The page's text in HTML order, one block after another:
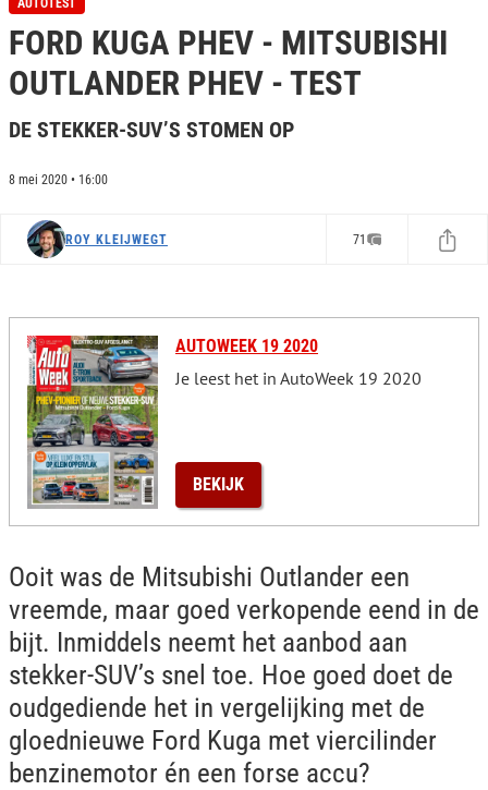
AUTOTEST
FORD KUGA PHEV - MITSUBISHI
OUTLANDER PHEV - TEST
DE STEKKER-SUV’S STOMEN OP
8 mei 2020 • 16:00
ROY KLEIJWEGT 71
AUTOWEEK 19 2020
Je leest het in AutoWeek 19 2020
BEKIJK
Ooit was de Mitsubishi Outlander een
vreemde, maar goed verkopende eend in de
bijt. Inmiddels neemt het aanbod aan
stekker-SUV’s snel toe. Hoe goed doet de
oudgediende het in vergelijking met de
gloednieuwe Ford Kuga met viercilinder
benzinemotor én een forse accu?